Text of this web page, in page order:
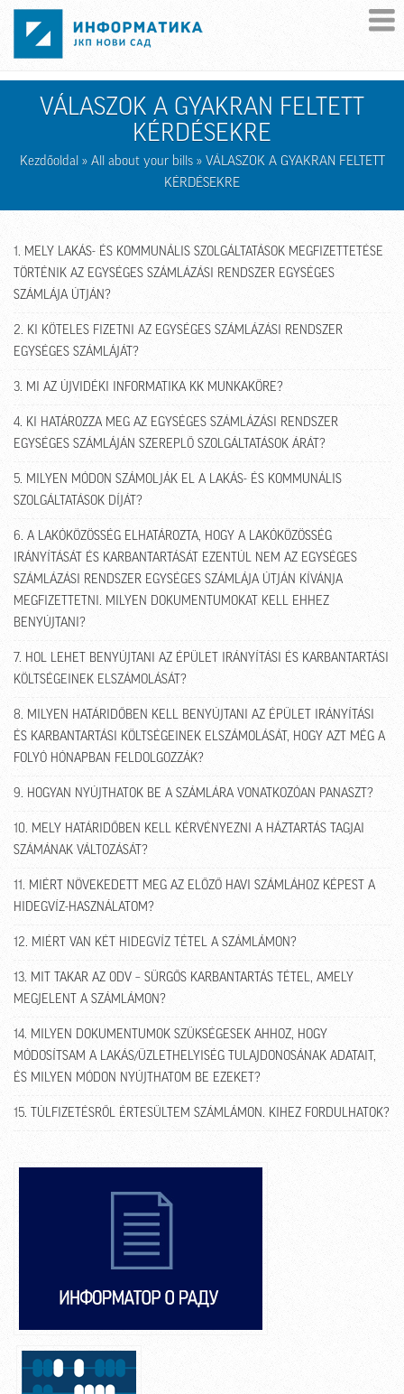
Skip to main content
VÁLASZOK A GYAKRAN FELTETT
KÉRDÉSEKRE
Kezdőoldal » All about your bills» VÁLASZOK A GYAKRAN FELTETT
KÉRDÉSEKRE
1. MELY LAKÁS- ÉS KOMMUNÁLIS SZOLGÁLTATÁSOK MEGFIZETTETÉSE
TÖRTÉNIK AZ EGYSÉGES SZÁMLÁZÁSI RENDSZER EGYSÉGES
SZÁMLÁJA ÚTJÁN?
2. KI KÖTELES FIZETNI AZ EGYSÉGES SZÁMLÁZÁSI RENDSZER
EGYSÉGES SZÁMLÁJÁT?
3. MI AZ ÚJVIDÉKI INFORMATIKA KK MUNKAKÖRE?
4. KI HATÁROZZA MEG AZ EGYSÉGES SZÁMLÁZÁSI RENDSZER
EGYSÉGES SZÁMLÁJÁN SZEREPLŐ SZOLGÁLTATÁSOK ÁRÁT?
5. MILYEN MÓDON SZÁMOLJÁK EL A LAKÁS- ÉS KOMMUNÁLIS
SZOLGÁLTATÁSOK DÍJÁT?
6. A LAKÓKÖZÖSSÉG ELHATÁROZTA, HOGY A LAKÓKÖZÖSSÉG
IRÁNYÍTÁSÁT ÉS KARBANTARTÁSÁT EZENTÚL NEM AZ EGYSÉGES
SZÁMLÁZÁSI RENDSZER EGYSÉGES SZÁMLÁJA ÚTJÁN KÍVÁNJA
MEGFIZETTETNI. MILYEN DOKUMENTUMOKAT KELL EHHEZ
BENYÚJTANI?
7. HOL LEHET BENYÚJTANI AZ ÉPÜLET IRÁNYÍTÁSI ÉS KARBANTARTÁSI
KÖLTSÉGEINEK ELSZÁMOLÁSÁT?
8. MILYEN HATÁRIDŐBEN KELL BENYÚJTANI AZ ÉPÜLET IRÁNYÍTÁSI
ÉS KARBANTARTÁSI KÖLTSÉGEINEK ELSZÁMOLÁSÁT, HOGY AZT MÉG A
FOLYÓ HÓNAPBAN FELDOLGOZZÁK?
9. HOGYAN NYÚJTHATOK BE A SZÁMLÁRA VONATKOZÓAN PANASZT?
10. MELY HATÁRIDŐBEN KELL KÉRVÉNYEZNI A HÁZTARTÁS TAGJAI
SZÁMÁNAK VÁLTOZÁSÁT?
11. MIÉRT NÖVEKEDETT MEG AZ ELŐZŐ HAVI SZÁMLÁHOZ KÉPEST A
HIDEGVÍZ-HASZNÁLATOM?
12. MIÉRT VAN KÉT HIDEGVÍZ TÉTEL A SZÁMLÁMON?
13. MIT TAKAR AZ ODV – SÜRGŐS KARBANTARTÁS TÉTEL, AMELY
MEGJELENT A SZÁMLÁMON?
14. MILYEN DOKUMENTUMOK SZÜKSÉGESEK AHHOZ, HOGY
MÓDOSÍTSAM A LAKÁS/ÜZLETHELYISÉG TULAJDONOSÁNAK ADATAIT,
ÉS MILYEN MÓDON NYÚJTHATOM BE EZEKET?
15. TÚLFIZETÉSRŐL ÉRTESÜLTEM SZÁMLÁMON. KIHEZ FORDULHATOK?